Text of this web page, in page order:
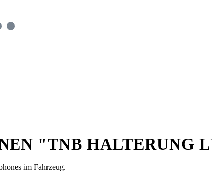
"TNB HALTERUNG
im Fahrzeug.